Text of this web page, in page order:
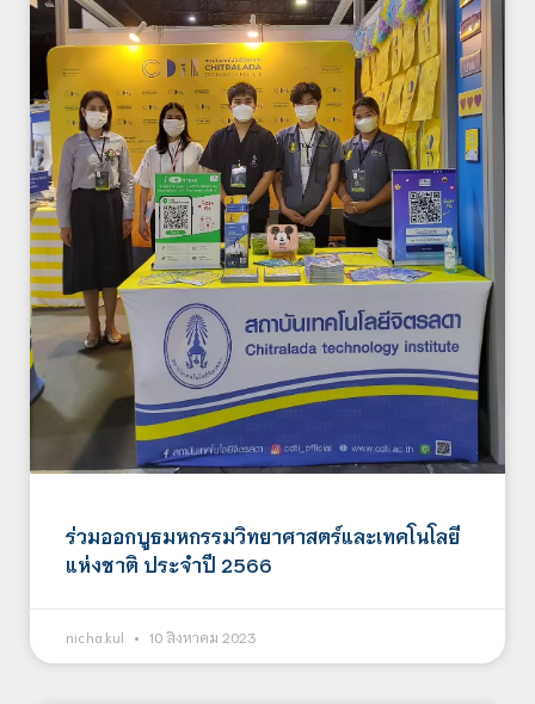
ร่วมออกบูธมหกรรมวิทยาศาสตร์และเทคโนโลยี
แห่งชาติ ประจำปี 2566
nicha.kul 10 สิงหาคม 2023